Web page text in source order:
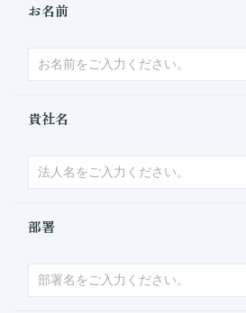
お名前
貴社名
部署